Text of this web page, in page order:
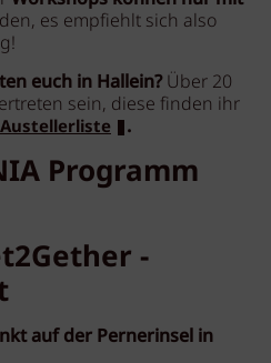
es empfiehlt sich also
euch in Hallein?Über 20
sein, diese finden ihr
.
Programm
-
auf der Pernerinsel in